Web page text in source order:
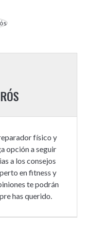
físico y
opción a seguir
a los consejos
en fitness y
te podrán
has querido.